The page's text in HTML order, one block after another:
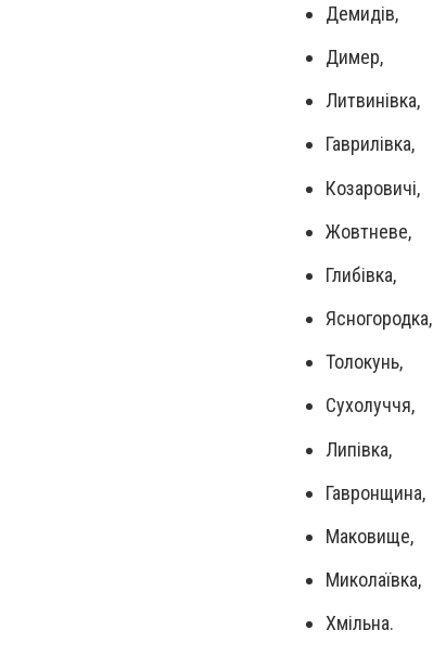
Демидів,
Димер,
Литвинівка,
Гаврилівка,
Козаровичі,
Жовтневе,
Глибівка,
Ясногородка,
Толокунь,
Сухолуччя,
Липівка,
Гавронщина,
Маковище,
Миколаївка,
Хмільна.